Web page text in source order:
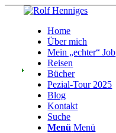
Home
Über mich
Mein „echter“ Job
Reisen
Bücher
Pezial-Tour 2025
Blog
Kontakt
Suche
Menü Menü